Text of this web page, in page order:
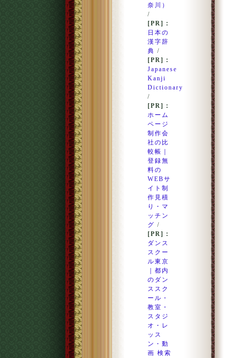
奈川）
/
[PR]：
日本の
漢字辞
典 /
[PR]：
Japanese
Kanji
Dictionary
/
[PR]：
ホーム
ページ
制作会
社の比
較帳｜
登録無
料の
WEBサ
イト制
作見積
り・マ
ッチン
グ /
[PR]：
ダンス
スクー
ル東京
｜都内
のダン
ススク
ール・
教室・
スタジ
オ・レ
ッス
ン・動
画 検索